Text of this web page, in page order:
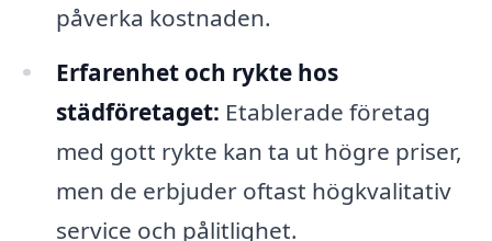
påverka kostnaden.
Erfarenhet och rykte hos
städföretaget: Etablerade företag
med gott rykte kan ta ut högre priser,
men de erbjuder oftast högkvalitativ
service och pålitlighet.